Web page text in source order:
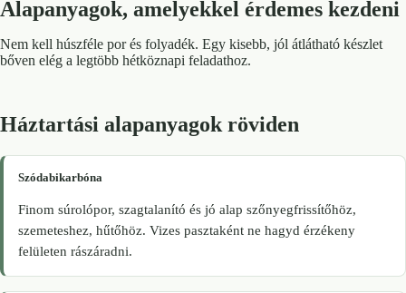
Alapanyagok, amelyekkel érdemes kezdeni
Nem kell húszféle por és folyadék. Egy kisebb, jól átlátható készlet
bőven elég a legtöbb hétköznapi feladathoz.
Háztartási alapanyagok röviden
Szódabikarbóna
Finom súrolópor, szagtalanító és jó alap szőnyegfrissítőhöz,
szemeteshez, hűtőhöz. Vizes pasztaként ne hagyd érzékeny
felületen rászáradni.